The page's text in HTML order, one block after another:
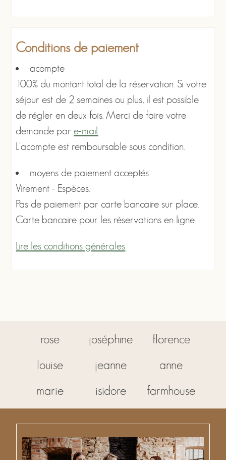
Conditions de paiement
acompte
100% du montant total de la réservation. Si votre
séjour est de 2 semaines ou plus, il est possible
de régler en deux fois. Merci de faire votre
demande pare-mail.
L'acompte est remboursable sous condition.
moyens de paiement acceptés
Virement - Espèces.
Pas de paiement par carte bancaire sur place.
Carte bancaire pour les réservations en ligne.
Lire les conditions générales
rose joséphine
florence
louise
jeanne
anne
marie
isidore farmhouse